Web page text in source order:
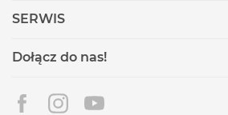
SERWIS
Dołącz do nas!